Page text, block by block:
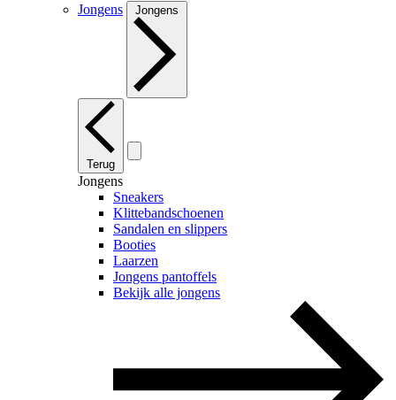
Jongens Jongens
Terug
Jongens
Sneakers
Klittebandschoenen
Sandalen en slippers
Booties
Laarzen
Jongens pantoffels
Bekijk alle jongens